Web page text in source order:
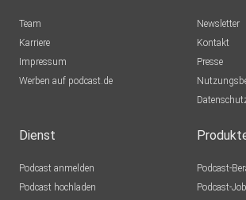
Team
Karriere
Impressum
Werben auf podcast.de
Newsletter
Kontakt
Presse
Dienst
Podcast anmelden
Podcast hochladen
Podcast-
Podcast-